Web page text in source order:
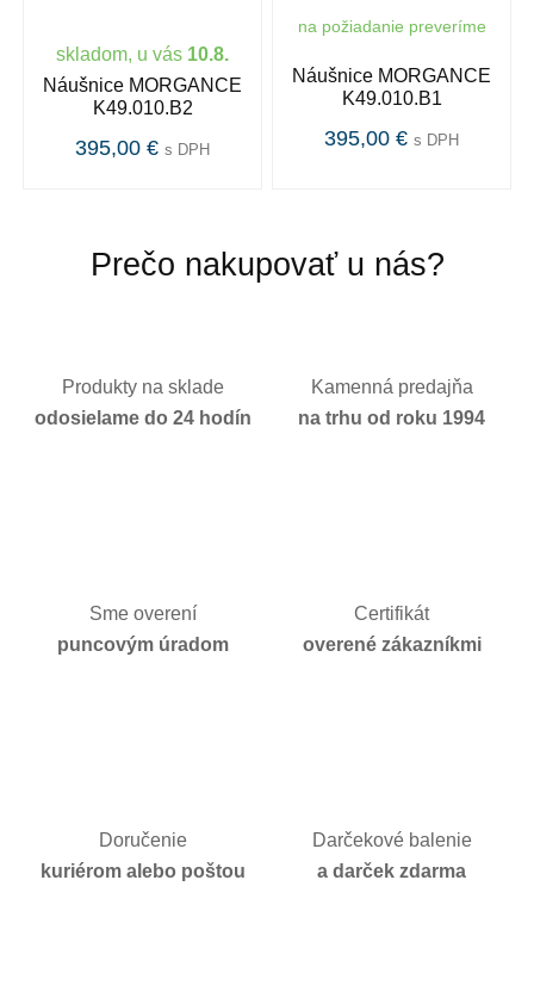
skladom, u vás 10.8.
Náušnice MORGANCE
K49.010.B2
395,00 € s DPH
na požiadanie preveríme
Náušnice MORGANCE
K49.010.B1
395,00 € s DPH
Prečo nakupovať u nás?
Produkty na sklade
odosielame do 24 hodín
Kamenná predajňa
na trhu od roku 1994
Sme overení
puncovým úradom
Certifikát
overené zákazníkmi
Doručenie
kuriérom alebo poštou
Darčekové balenie
a darček zdarma